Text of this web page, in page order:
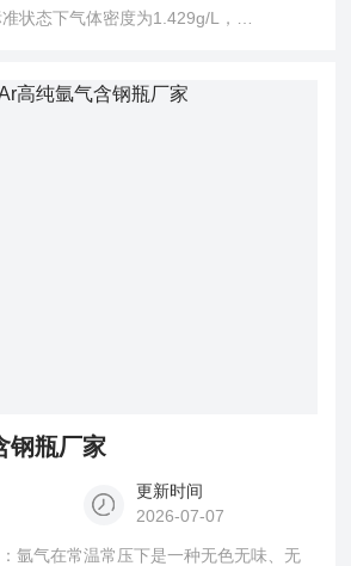
状态下气体密度为1.429g/L，
钢瓶厂家
更新时间
2026-07-07
氩气在常温常压下是一种无色无味、无